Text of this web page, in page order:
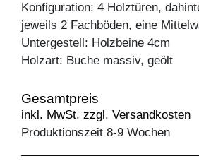
Konfiguration: 4 Holztüren,
jeweils 2 Fachböden, eine
Untergestell: Holzbeine 4cm
Holzart: Buche massiv, geölt
Gesamtpreis
inkl. MwSt. zzgl. Versandkosten
Produktionszeit 8-9 Wochen